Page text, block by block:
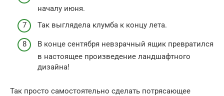
началу июня.
Так выглядела клумба к концу лета.
В конце сентября невзрачный ящик превратился
в настоящее произведение ландшафтного
дизайна!
Так просто самостоятельно сделать потрясающее